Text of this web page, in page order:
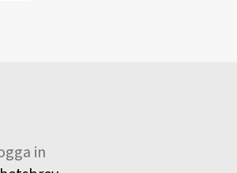
in